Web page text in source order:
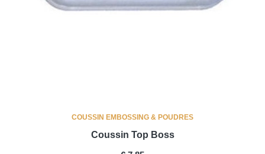
COUSSIN EMBOSSING & POUDRES
Coussin Top Boss